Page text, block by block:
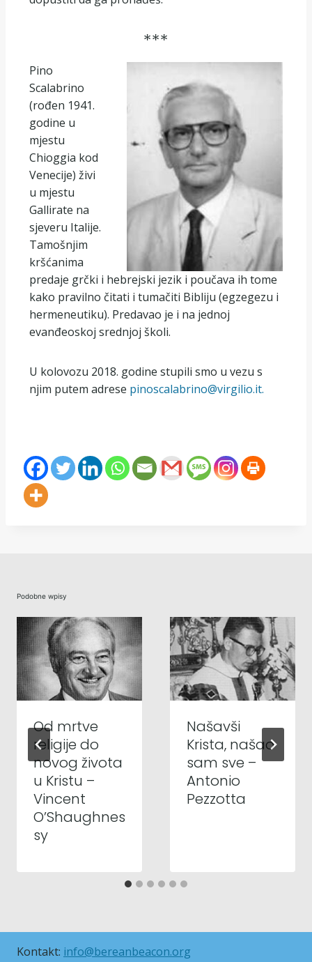
***
Pino
Scalabrino
(rođen 1941.
godine u
mjestu
Chioggia kod
Venecije) živi
u mjestu
Gallirate na
sjeveru Italije.
Tamošnjim
kršćanima
predaje grčki i hebrejski jezik i poučava ih tome
kako pravilno čitati i tumačiti Bibliju (egzegezu i
hermeneutiku). Predavao je i na jednoj
evanđeoskoj srednjoj školi.
U kolovozu 2018. godine stupili smo u vezu s
njim putem adrese pinoscalabrino@virgilio.it.
Podobne wpisy
Od mrtve
religije do
novog života
u Kristu –
Vincent
O’Shaughnes
sy
Našavši
Krista, našao
sam sve –
Antonio
Pezzotta
Kontakt: info@bereanbeacon.org